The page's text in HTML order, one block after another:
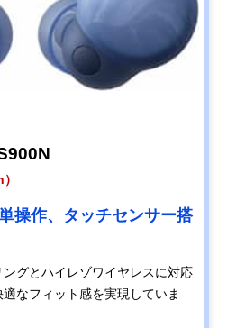
操作、タッチセンサー搭
グとハイレゾワイヤレスに対応
なフィット感を実現していま